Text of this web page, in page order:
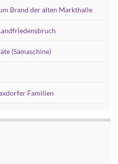
Brand der alten Markthalle
(Sämaschine)
Familien